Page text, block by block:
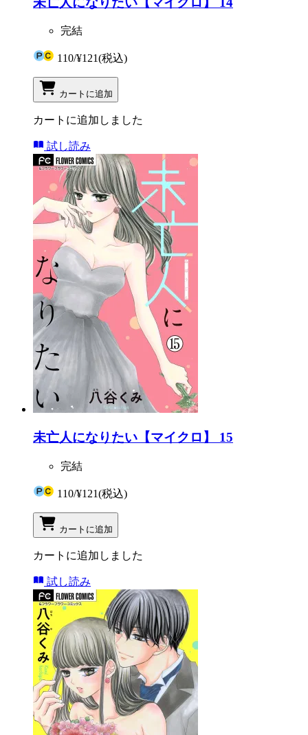
完結
110/¥121(税込)
カートに追加
カートに追加しました
試し読み
未亡人になりたい【マイクロ】 15
完結
110/¥121(税込)
カートに追加
カートに追加しました
試し読み